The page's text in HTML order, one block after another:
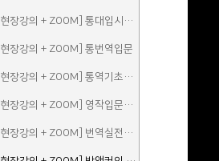
[현장강의 + ZOOM] 통대입시입문
[현장강의 + ZOOM] 통번역입문
[현장강의 + ZOOM] 통역기초주말
[현장강의 + ZOOM] 영작입문주말
[현장강의 + ZOOM] 번역실전주말